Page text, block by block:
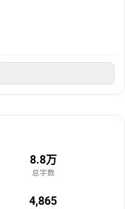
8.8万
总字数
4,865